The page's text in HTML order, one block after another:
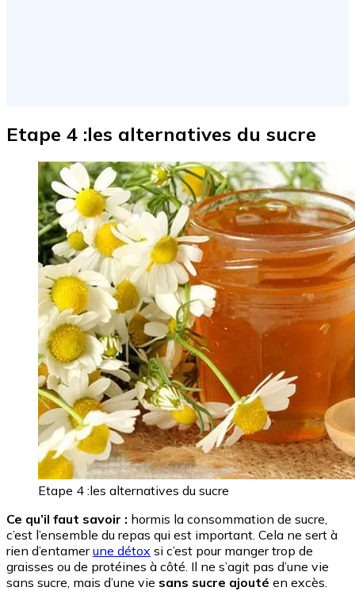
Etape 4 :les alternatives du sucre
Etape 4 :les alternatives du sucre
Ce qu’il faut savoir : hormis la consommation de sucre,
c’est l’ensemble du repas qui est important. Cela ne sert à
rien d’entamerune détox si c’est pour manger trop de
graisses ou de protéines à côté. Il ne s’agit pas d’une vie
sans sucre, mais d’une vie sans sucre ajouté en excès.